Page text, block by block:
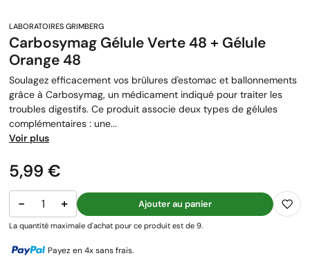
Carbosymag Gélule Verte 48 + Gélule
Orange 48
Soulagez efficacement vos brûlures d'estomac et ballonnements
grâce à Carbosymag, un médicament indiqué pour traiter les
troubles digestifs. Ce produit associe deux types de gélules
complémentaires : une...
Voir plus
Prix
5,99 €
− + Ajouter au panier
La quantité maximale d'achat pour ce produit est de 9.
Payez en 4x sans frais.